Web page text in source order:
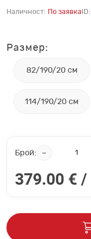
Наличност: По заявка ID:
Размер:
82/190/20 см
114/190/20 см
Брой:
379.00 € /